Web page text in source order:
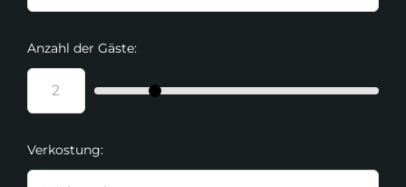
Anzahl der Gäste:
Verkostung: